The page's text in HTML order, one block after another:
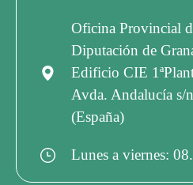
Oficina Provincial
Diputación de
Edificio CIE
Avda. Andalucía s/
(España)
Lunes a viernes: